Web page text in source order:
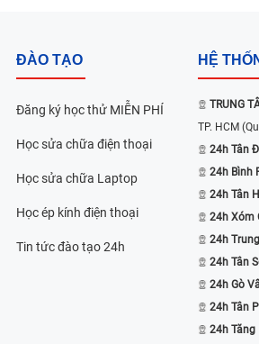
ĐÀO TẠO
Đăng ký học thử MIỄN PHÍ
Học sửa chữa điện thoại
Học sửa chữa Laptop
Học ép kính điện thoại
Tin tức đào tạo 24h
HỆ
TRUNG
TP. HCM
24h Tân
24h Bình
24h Tân
24h Xóm
24h
24h Tân
24h Gò
24h Tân
24h Tăng